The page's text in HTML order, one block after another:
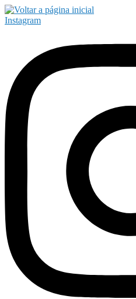
Instagram